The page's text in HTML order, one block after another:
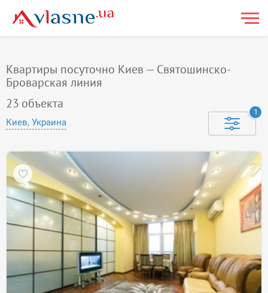
Квартиры посуточно Киев — Святошинско-
Броварская линия
23 объекта
Киев, Украина
1